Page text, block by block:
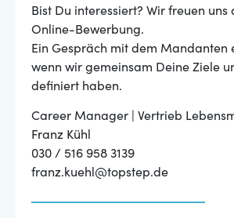
Bist Du interessiert? Wir freuen uns
Online-Bewerbung.
Ein Gespräch mit dem Mandanten
wenn wir gemeinsam Deine Ziele
definiert haben.
Career Manager | Vertrieb
Franz Kühl
030 / 516 958 3139
franz.kuehl@topstep.de